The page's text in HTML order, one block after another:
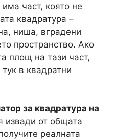
част, която не
квадратура –
ниша, вградени
пространство. Ако
площ на тази част,
в квадратни
за квадратура на
извади от общата
реалната